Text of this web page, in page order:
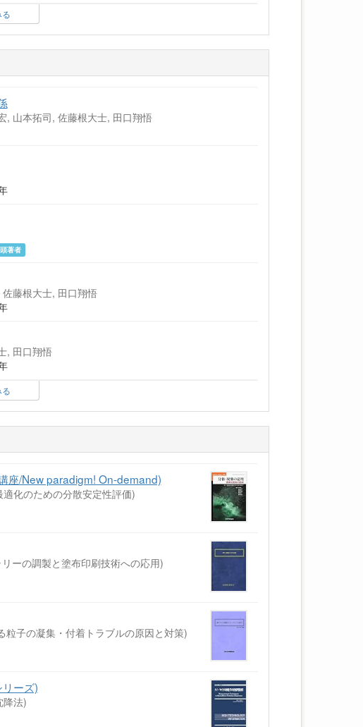
, 山本拓司, 佐藤根大士, 田口翔悟
著者
藤根大士, 田口翔悟
, 田口翔悟
座/New paradigm! On-demand)
化のための分散安定性評価)
ーの調製と塗布印刷技術への応用)
子の凝集・付着トラブルの原因と対策)
ーズ)
降法)